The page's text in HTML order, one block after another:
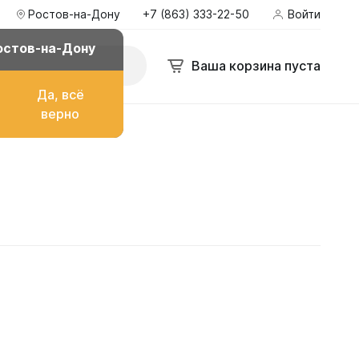
Ростов-на-Дону
на-Дону
Да, всё
верно
+7 (863) 333-22-50 Войти
Ваша корзина пуста
топлива